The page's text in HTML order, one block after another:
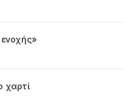
ενοχής»
χαρτί